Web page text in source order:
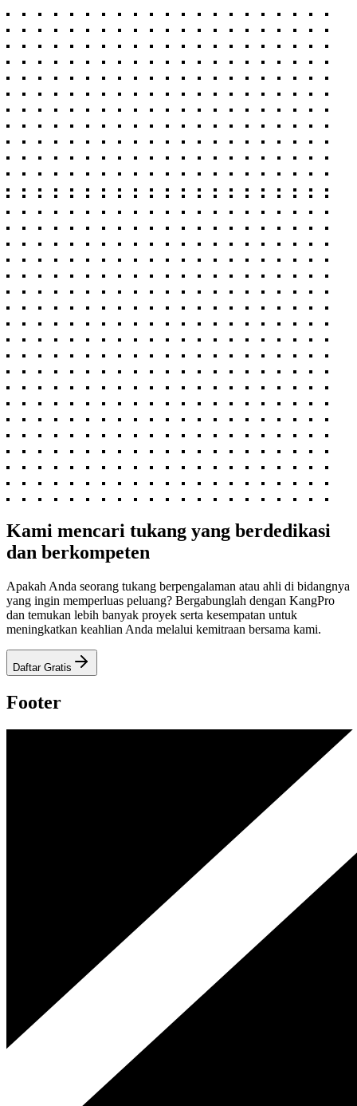
Kami mencari tukang yang berdedikasi
dan berkompeten
Apakah Anda seorang tukang berpengalaman atau ahli di bidangnya
yang ingin memperluas peluang? Bergabunglah dengan KangPro
dan temukan lebih banyak proyek serta kesempatan untuk
meningkatkan keahlian Anda melalui kemitraan bersama kami.
Daftar Gratis
Footer